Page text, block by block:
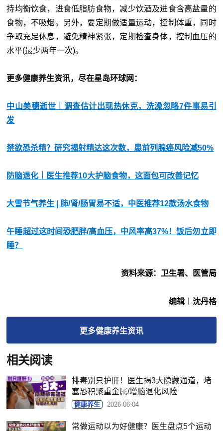
持均衡饮食，进食低脂肪食物，减少饮酒及进食含高盐量的
食物，不吸烟。另外，要定期做适量运动，控制体重，同时
争取充足休息，避免精神紧张，定期检查身体，控制血压的
水平(最少两年一次)。
更多健康养生资讯，尽在星岛环球网：
中山美穗逝世｜调查估计出现热休克，洗澡忽略7件事易引
发
禁欲恐杀精？研究揭射精达这次数，患前列腺癌风险减50%
防脑退化｜医生推荐10大护脑食物，这面包可改善记忆
大雪节气养生 | 肺/肾/肠胃易不适，中医推荐12款汤水食物
午睡超过这时间恐肥胖/高血压，中风率高37%！饭后勿立即
睡？
资料来源：卫生署、医管局
编辑︱沈丹格
更多健康养生资讯
相关阅读
排毒别只护肝！医生揭3大隐藏通道，堵
塞恐积聚重金属/增脑退化风险
健康养生 2026-06-04
常做运动以为好健康？医生盘点5个运动